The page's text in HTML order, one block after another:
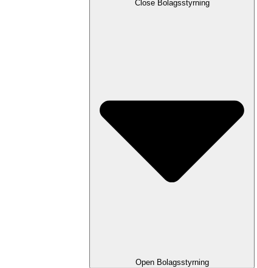
Close Bolagsstyrning
Open Bolagsstyrning